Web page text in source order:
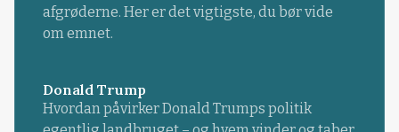
afgrøderne. Her er det vigtigste, du bør vide
om emnet.
Donald Trump
Hvordan påvirker Donald Trumps politik